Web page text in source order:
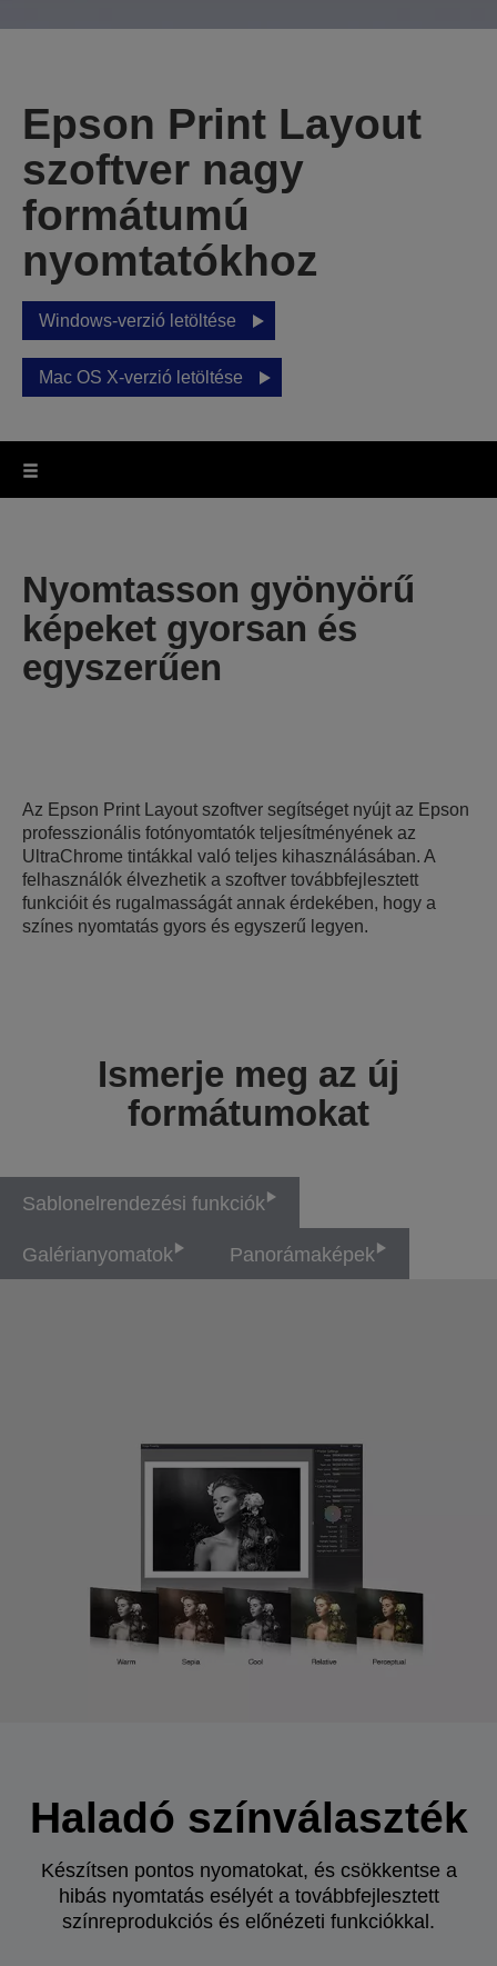
Epson Print Layout
szoftver nagy
formátumú
nyomtatókhoz
Windows-verzió letöltése
Mac OS X-verzió letöltése
Nyomtasson gyönyörű
képeket gyorsan és
egyszerűen
Az Epson Print Layout szoftver segítséget nyújt az Epson
professzionális fotónyomtatók teljesítményének az
UltraChrome tintákkal való teljes kihasználásában. A
felhasználók élvezhetik a szoftver továbbfejlesztett
funkcióit és rugalmasságát annak érdekében, hogy a
színes nyomtatás gyors és egyszerű legyen.
Ismerje meg az új
formátumokat
Sablonelrendezési funkciók
Galérianyomatok Panorámaképek
Haladó színválaszték
Készítsen pontos nyomatokat, és csökkentse a
hibás nyomtatás esélyét a továbbfejlesztett
színreprodukciós és előnézeti funkciókkal.